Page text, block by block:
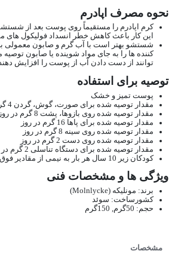
نحوه مصرف اپادرم
کرم اپادرم را مستقیماً روی پوست بعد از
این کار باعث کاهش خطر انسداد فولیکول های
شستشو بهتر است با آب گرم و صابون معمولی
کننده ها را به جای مواد شوینده یا صابون توصیه
توانند از دست دادن آب از پوست را افزایش
توصیه برای استفاده
پوست تمیز و خشک
مقدار توصیه شده برای صورت، گوش، گردن 4 گرم در روز
مقدار توصیه شده روی بازوها، پشت 8 گرم در روز
مقدار توصیه شده برای پاها 16 گرم در روز
مقدار توصیه شده روی سینه 8 گرم در روز
مقدار توصیه شده روی دست 2 گرم در روز
مقدار توصیه شده برای دستگاه تناسلی 2 گرم در روز
کودکان زیر 10 سال هر بار به نیمی از مقادیر فوق نیاز دارند.
ویژگی ها و مشخصات فنی
برند: مونلیکه (Molnlycke)
کشورساخت: سوئد
حجم: 50گرم, 150گرم
مشخصات